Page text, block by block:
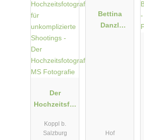
Der
Hochzeitsfot
Fotografie
Koppl b.
Salzburg
Bettina
Danzl
Hof